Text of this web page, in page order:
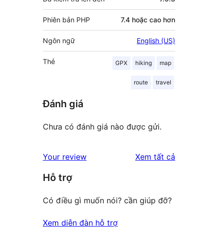
Phiên bản PHP 7.4 hoặc cao hơn
Ngôn ngữ English (US)
Thẻ GPX hiking map
route travel
Đánh giá
Chưa có đánh giá nào được gửi.
Your review Xem tất cả
Hỗ trợ
Có điều gì muốn nói? cần giúp đỡ?
Xem diễn đàn hỗ trợ